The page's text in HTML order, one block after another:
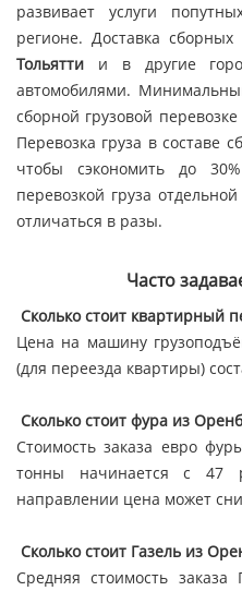
развивает услуги
регионе. Доставка сборных
Тольятти и в другие
автомобилями.
сборной грузовой
Перевозка груза в составе
чтобы сэкономить до
перевозкой груза
отличаться в разы.
Часто
Сколько стоит квартирный
Цена на машину
(для переезда квартиры)
Сколько стоит фура из
Стоимость заказа евро
тонны начинается с
направлении цена может
Сколько стоит Газель из
Средняя стоимость заказа